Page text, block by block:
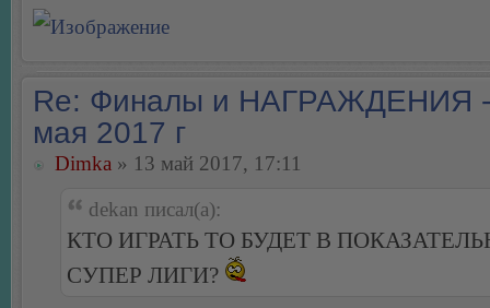
Re: Финалы и НАГРАЖДЕНИЯ
мая 2017 г
Dimka » 13 май 2017, 17:11
dekan писал(а):
КТО ИГРАТЬ ТО БУДЕТ В
СУПЕР ЛИГИ?